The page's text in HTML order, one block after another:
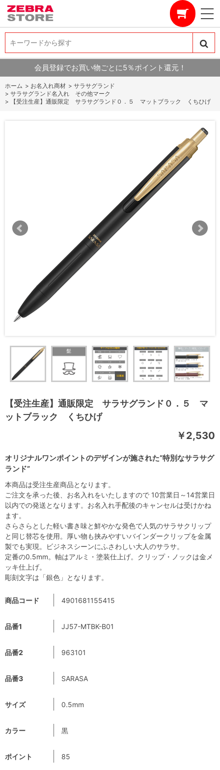
キーワードから探す
キーワードから探す
会員登録でお買い物ごとに5％ポイント還元！
ホーム > お名入れ商材 > サラサグランド
> サラサグランド名入れ その他マーク
>
【受注生産】通販限定 サラサグランド０．５ マットブラック くちひげ
【受注生産】通販限定 サラサグランド０．５ マ
ットブラック くちひげ
オリジナルワンポイントのデザインが施された“特別なサラサグ
ランド”
￥2,530
商品コード 4901681155415
品番1 JJ57-MTBK-B01
品番2 963101
品番3 SARASA
サイズ 0.5mm
カラー 黒
ポイント 85
本商品は受注生産商品となります。
ご注文を承った後、お名入れをいたしますので 10営業日～14営業日
以内での発送となります。お名入れ手配後のキャンセルは受けかね
ます。
さらさらとした軽い書き味と鮮やかな発色で人気のサラサクリップ
と同じ替芯を使用。厚い物も挟みやすいバインダークリップを金属
製でも実現。ビジネスシーンにふさわしい大人のサラサ。
定番の0.5mm。軸はアルミ・塗装仕上げ。クリップ・ノックは金メ
ッキ仕上げ。
彫刻文字は「銀色」となります。